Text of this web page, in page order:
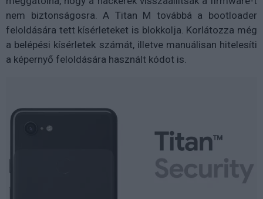
nem biztonságosra. A Titan M továbbá a bootloader
feloldására tett kísérleteket is blokkolja. Korlátozza még
a belépési kísérletek számát, illetve manuálisan hitelesíti
a képernyő feloldására használt kódot is.